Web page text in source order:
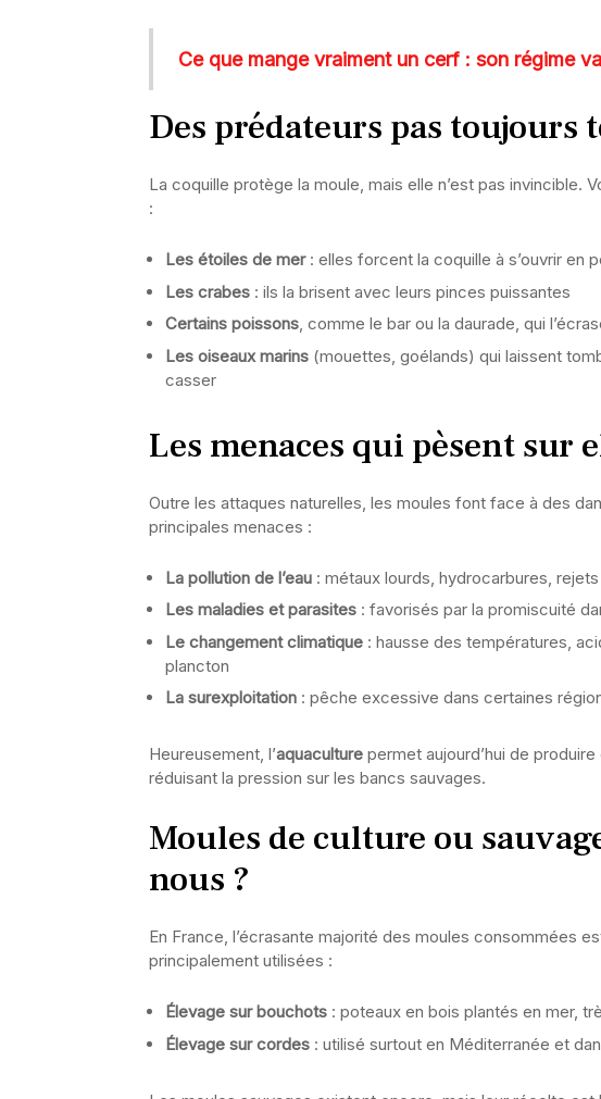
Ce que mange vraiment un cerf : son régime
Des prédateurs pas toujours
La coquille protège la moule, mais elle n’est pas invincible.
:
Les étoiles de mer: elles forcent la coquille à s’ouvrir en
Les crabes : ils la brisent avec leurs pinces puissantes
Certains poissons, comme le bar ou la daurade, qui
Les oiseaux marins (mouettes, goélands) qui laissent
casser
Les menaces qui pèsent sur
Outre les attaques naturelles, les moules font face à des
principales menaces :
La pollution de l’eau : métaux lourds, hydrocarbures,
Les maladies et parasites : favorisés par la promiscuité
Le changement climatique : hausse des températures,
plancton
La surexploitation : pêche excessive dans certaines
Heureusement, l’aquaculture permet aujourd’hui de
réduisant la pression sur les bancs sauvages.
Moules de culture ou
nous ?
En France, l’écrasante majorité des moules consommées
principalement utilisées :
Élevage sur bouchots : poteaux en bois plantés en mer,
Élevage sur cordes : utilisé surtout en Méditerranée et